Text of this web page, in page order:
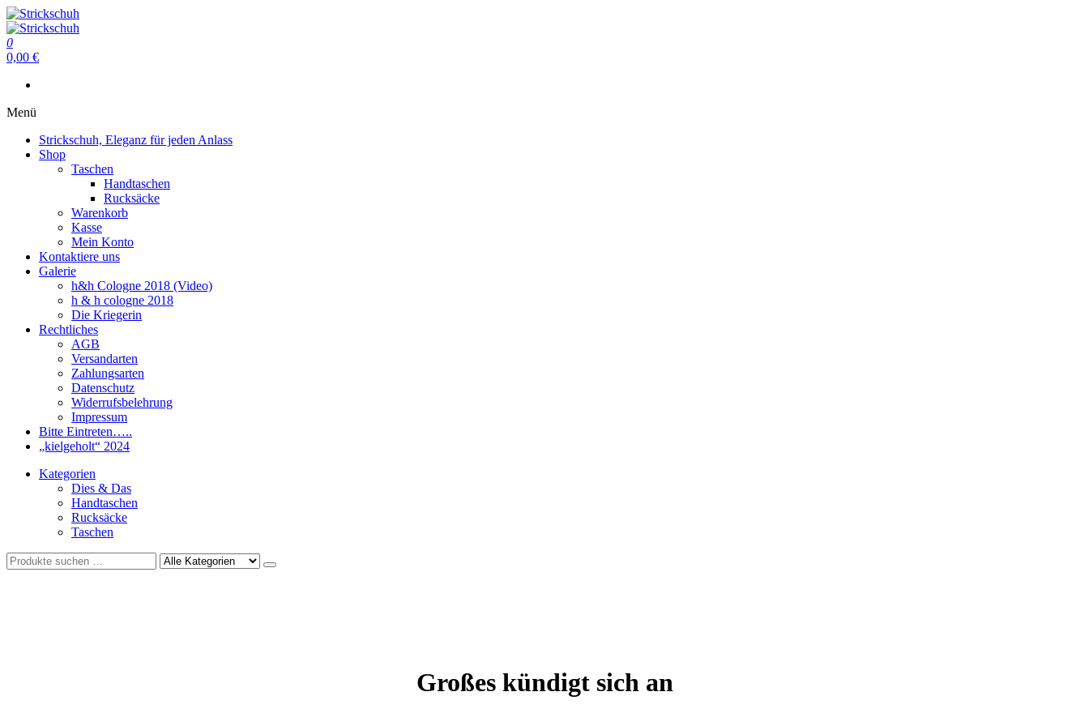
Zum
Inhalt
springen
Strickschuh
Strickschuh
0
0,00 €
Menü
Strickschuh, Eleganz für jeden Anlass
Shop
Taschen
Handtaschen
Rucksäcke
Warenkorb
Kasse
Mein Konto
Kontaktiere uns
Galerie
h&h Cologne 2018 (Video)
h & h cologne 2018
Die Kriegerin
Rechtliches
AGB
Versandarten
Zahlungsarten
Datenschutz
Widerrufsbelehrung
Impressum
Bitte Eintreten…..
„kielgeholt“ 2024
Kategorien
Dies & Das
Handtaschen
Rucksäcke
Taschen
Großes kündigt sich an